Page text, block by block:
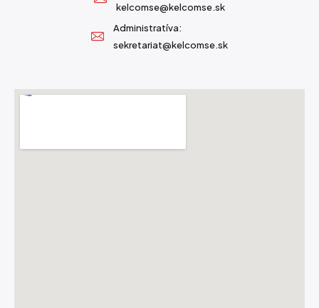
kelcomse@kelcomse.sk
Administratíva:
sekretariat@kelcomse.sk